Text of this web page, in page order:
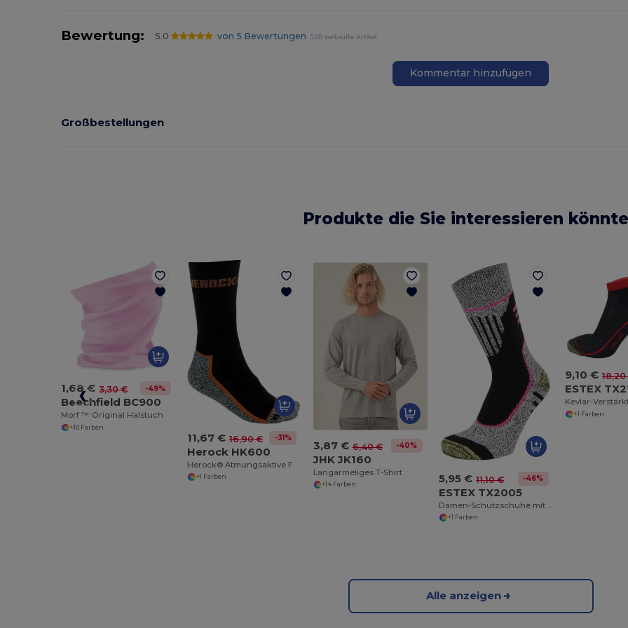
Bewertung: 5.0 von 5 Bewertungen 550 verkaufte Artikel
Kommentar hinzufügen
Großbestellungen
Produkte die Sie interessieren
1,68 € 3,30 € -49%
Beechfield BC900
Morf ™ Original Halstuch
+10 Farben
11,67 € 16,90 € -31%
Herock HK600
+1 Farben
3,87 € 6,40 € -40%
JHK JK160
Langärmeliges T-Shirt
+14 Farben 5,95 € 11,10 € -46%
ESTEX TX2005
Damen-Schutzschuhe mit Kevlar-Verstärkung
+1 Farben
9,10 €
ESTEX
+1 Farben
Alle anzeigen